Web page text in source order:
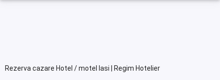
Rezerva cazare Hotel / motel Iasi | Regim Hotelier